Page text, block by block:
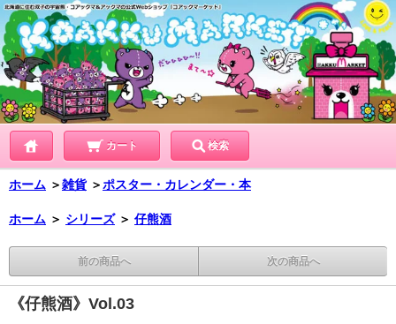
カート 検索
ホーム ＞雑貨 ＞ポスター・カレンダー・本
ホーム ＞ シリーズ ＞ 仔熊酒
前の商品へ 次の商品へ
《仔熊酒》Vol.03